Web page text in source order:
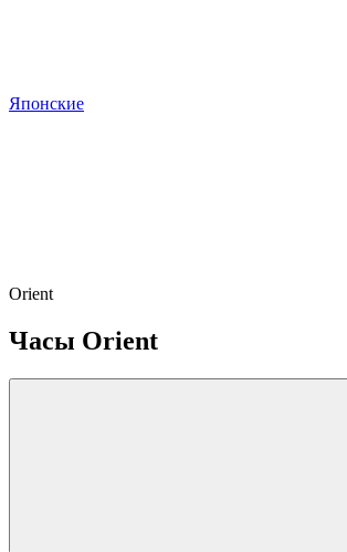
Японские
Orient
Часы Orient